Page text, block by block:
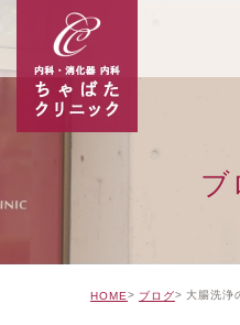
ブ
HOME ブログ 大腸洗浄